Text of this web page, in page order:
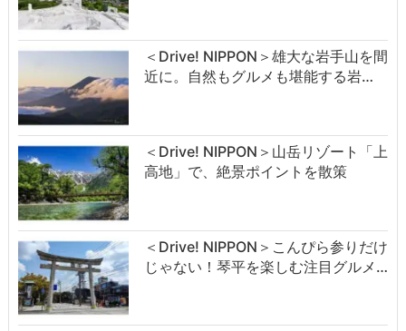
＜Drive! NIPPON＞雄大な岩手山を間
近に。自然もグルメも堪能する岩…
＜Drive! NIPPON＞山岳リゾート「上
高地」で、絶景ポイントを散策
＜Drive! NIPPON＞こんぴら参りだけ
じゃない！琴平を楽しむ注目グルメ…